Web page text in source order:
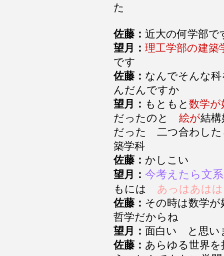
た
佐藤： 近大の何学部
望月： 理工学部の建築
です
佐藤： なんでそんな科
んだんですか
望月： もともと 数学が
だったのと 絵が結
だった 二つ合わした
築学科
佐藤： かしこい
望月： 今考えたら文
もには あっはあは
佐藤： その時は数学
哲学だからね
望月： 面白い と思
佐藤： あらゆる世界